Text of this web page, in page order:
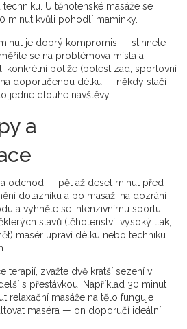
U těhotenské masáže se
minut kvůli pohodlí maminky.
je dobrý kompromis — stihnete
se na problémová místa a
konkrétní potíže (bolest zad, sportovní
doporučenou délku — někdy stačí
jedné dlouhé návštěvy.
a
a odchod — pět až deset minut před
dotazníku a po masáži na dozrání
a vyhněte se intenzivnímu sportu
stavů (těhotenství, vysoký tlak,
masér upraví délku nebo techniku
terapií, zvažte dvě kratší sezení v
s přestávkou. Například 30 minut
relaxační masáže na tělo funguje
maséra — on doporučí ideální